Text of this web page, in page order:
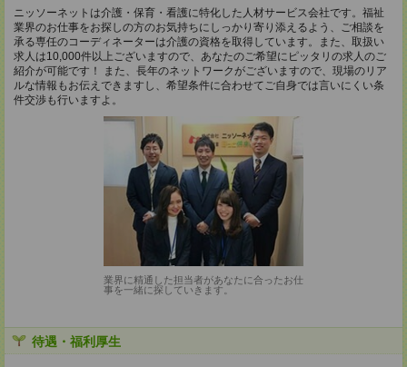
ニッソーネットは介護・保育・看護に特化した人材サービス会社です。福祉
業界のお仕事をお探しの方のお気持ちにしっかり寄り添えるよう、ご相談を
承る専任のコーディネーターは介護の資格を取得しています。また、取扱い
求人は10,000件以上ございますので、あなたのご希望にピッタリの求人のご
紹介が可能です！ また、長年のネットワークがございますので、現場のリア
ルな情報もお伝えできますし、希望条件に合わせてご自身では言いにくい条
件交渉も行いますよ。
業界に精通した担当者があなたに合ったお仕
事を一緒に探していきます。
待遇・福利厚生